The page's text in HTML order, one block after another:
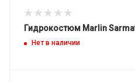
Гидрокостюм Marlin
Нет в наличии